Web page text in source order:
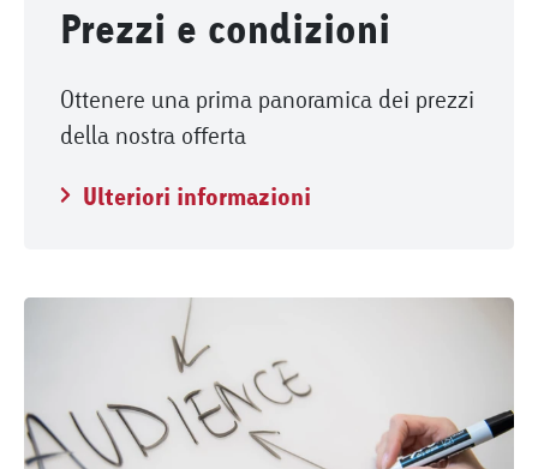
Prezzi e condizioni
Ottenere una prima panoramica dei prezzi
della nostra offerta
Ulteriori informazioni